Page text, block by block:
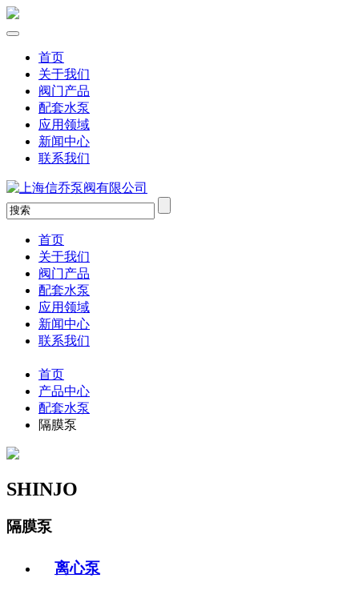
首页
关于我们
阀门产品
配套水泵
应用领域
新闻中心
联系我们
首页
关于我们
阀门产品
配套水泵
应用领域
新闻中心
联系我们
首页
产品中心
配套水泵
隔膜泵
SHINJO
隔膜泵
离心泵